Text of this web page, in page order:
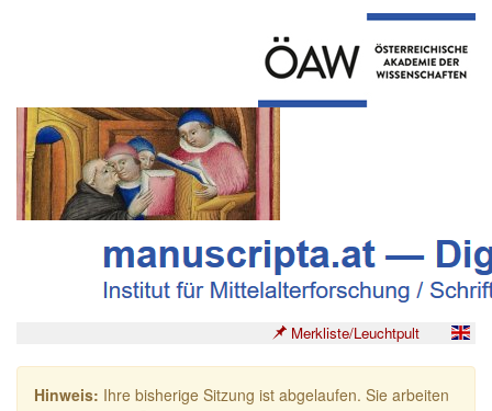
Merkliste/Leuchtpult
Hinweis: Ihre bisherige Sitzung ist abgelaufen. Sie arbeiten